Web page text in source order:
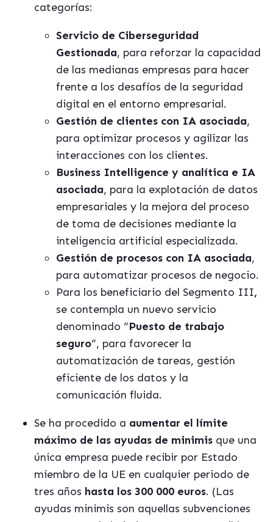
categorías:
Servicio de Ciberseguridad
Gestionada, para reforzar la capacidad
de las medianas empresas para hacer
frente a los desafíos de la seguridad
digital en el entorno empresarial.
Gestión de clientes con IA asociada,
para optimizar procesos y agilizar las
interacciones con los clientes.
Business Intelligence y analítica e IA
asociada, para la explotación de datos
empresariales y la mejora del proceso
de toma de decisiones mediante la
inteligencia artificial especializada.
Gestión de procesos con IA asociada,
para automatizar procesos de negocio.
Para los beneficiario del Segmento III,
se contempla un nuevo servicio
denominado “Puesto de trabajo
seguro”, para favorecer la
automatización de tareas, gestión
eficiente de los datos y la
comunicación fluida.
Se ha procedido a aumentar el límite
máximo de las ayudas de minimis que una
única empresa puede recibir por Estado
miembro de la UE en cualquier periodo de
tres años hasta los 300 000 euros. (Las
ayudas minimis son aquellas subvenciones